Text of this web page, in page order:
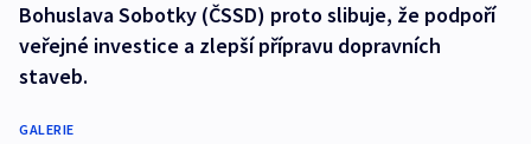
Bohuslava Sobotky (ČSSD) proto slibuje, že podpoří
veřejné investice a zlepší přípravu dopravních
staveb.
GALERIE